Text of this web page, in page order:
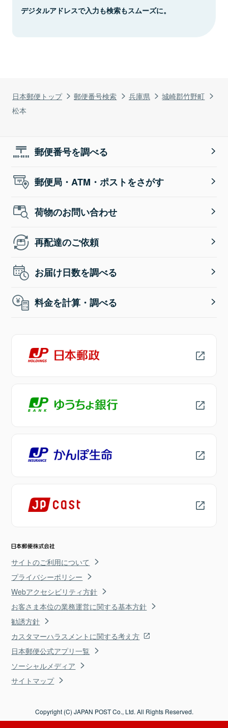
日本郵便トップ 郵便番号検索 兵庫県
城崎郡竹野町
松本
デジタルアドレスで入力も検索もスムーズに。
郵便番号を調べる
郵便局・ATM・ポストをさがす
荷物のお問い合わせ
再配達のご依頼
お届け日数を調べる
料金を計算・調べる
サイトのご利用について
プライバシーポリシー
Webアクセシビリティ方針
お客さま本位の業務運営に関する基本方針
勧誘方針
カスタマーハラスメントに関する考え方
日本郵便公式アプリ一覧
ソーシャルメディア
サイトマップ
Copyright (C) JAPAN POST Co., Ltd. All Rights Reserved.